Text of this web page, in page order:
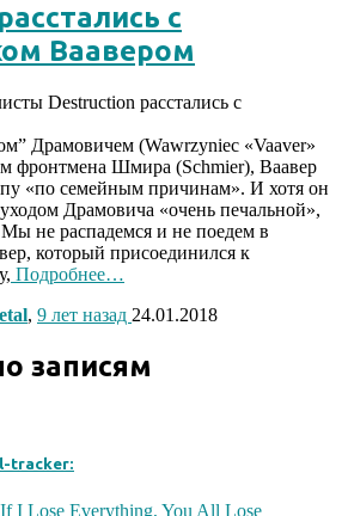
с
Ваавером
Destruction расстались с
Драмовичем (Wawrzyniec «Vaaver»
фронтмена Шмира (Schmier), Ваавер
«по семейным причинам». И хотя он
Драмовича «очень печальной»,
не распадемся и не поедем в
который присоединился к
Подробнее…
, 9 лет назад 24.01.2018
записям
tracker:
I Lose Everything, You All Lose